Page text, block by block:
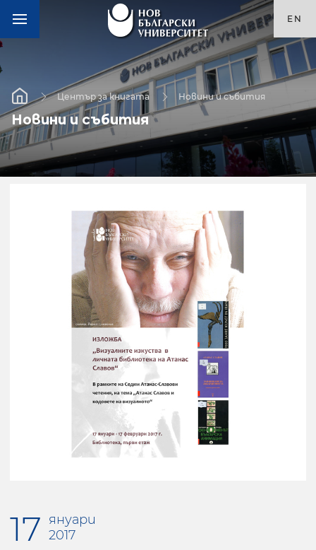
EN
Център за книгата Новини и събития
Новини и събития
17 януари
2017